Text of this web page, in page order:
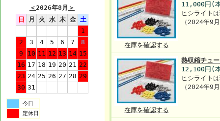
＜ 2026年8月 ＞
日
月 火 水 木 金
土
1
2
3 4 5 6 7
8
9
10 11 12 13 14 15
16 17 18 19 20 21 22
23 24 25 26 27 28 29
30 31
今日
定休日
在庫を確認する
11,000円(
ヒシライト
（2024年9
在庫を確認する
熱収縮チュ
12,100円(
ヒシライト
（2024年9